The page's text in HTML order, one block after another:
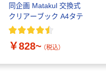
同企画 Matakul 交換式
クリアーブック A4タテ
￥828~ （税込）